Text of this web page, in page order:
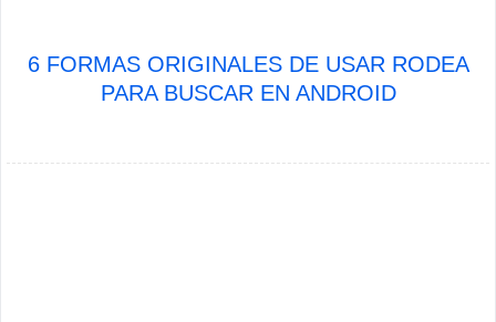
6 FORMAS ORIGINALES DE USAR RODEA
PARA BUSCAR EN ANDROID